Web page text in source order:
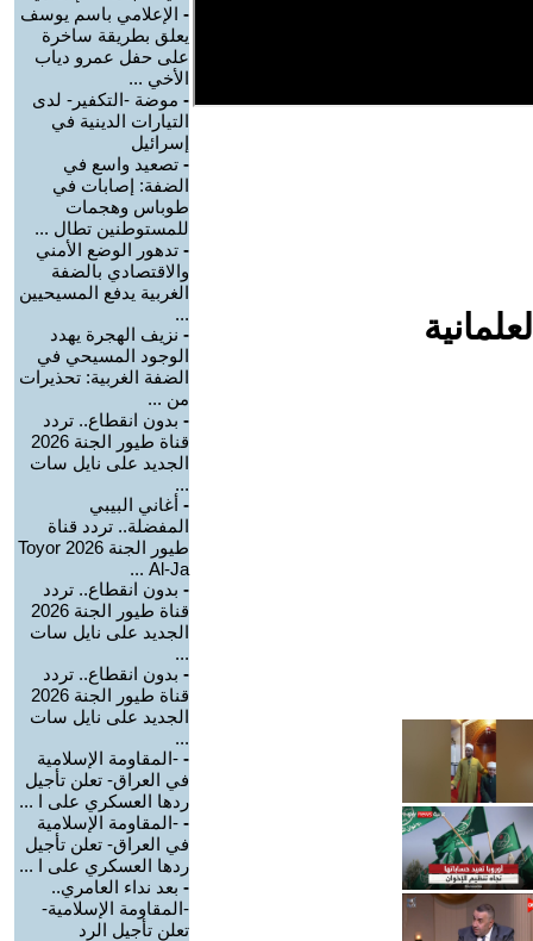
- الإعلامي باسم يوسف
يعلق بطريقة ساخرة
على حفل عمرو دياب
الأخي ...
- موضة -التكفير- لدى
التيارات الدينية في
إسرائيل
- تصعيد واسع في
الضفة: إصابات في
طوباس وهجمات
للمستوطنين تطال ...
- تدهور الوضع الأمني
والاقتصادي بالضفة
الغربية يدفع المسيحيين
...
- نزيف الهجرة يهدد
الوجود المسيحي في
الضفة الغربية: تحذيرات
من ...
- بدون انقطاع.. تردد
قناة طيور الجنة 2026
الجديد على نايل سات
...
- أغاني البيبي
المفضلة.. تردد قناة
طيور الجنة 2026 Toyor
Al-Ja ...
- بدون انقطاع.. تردد
قناة طيور الجنة 2026
الجديد على نايل سات
...
- بدون انقطاع.. تردد
قناة طيور الجنة 2026
الجديد على نايل سات
...
- -المقاومة الإسلامية
في العراق- تعلن تأجيل
ردها العسكري على ا ...
- -المقاومة الإسلامية
في العراق- تعلن تأجيل
ردها العسكري على ا ...
- بعد نداء العامري..
-المقاومة الإسلامية-
تعلن تأجيل الرد